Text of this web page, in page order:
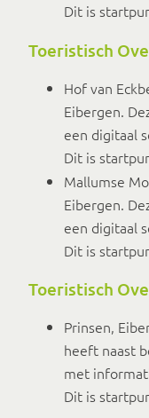
Dit is
Toeristisch
Hof van
Eibergen.
een digitaal
Dit is
Mallumse
Eibergen.
een digitaal
Dit is
Toeristisch
Prinsen,
heeft naast
met
Dit is